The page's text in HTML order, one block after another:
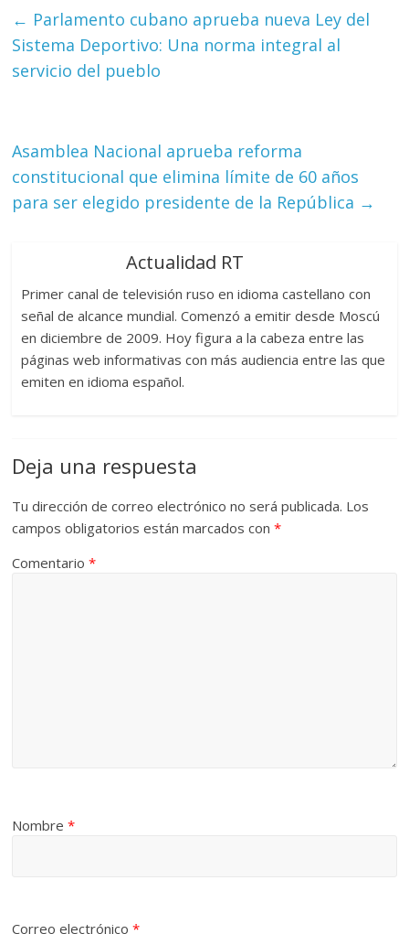
← Parlamento cubano aprueba nueva Ley del
Sistema Deportivo: Una norma integral al
servicio del pueblo
Asamblea Nacional aprueba reforma
constitucional que elimina límite de 60 años
para ser elegido presidente de la República →
Actualidad RT
Primer canal de televisión ruso en idioma castellano con
señal de alcance mundial. Comenzó a emitir desde Moscú
en diciembre de 2009. Hoy figura a la cabeza entre las
páginas web informativas con más audiencia entre las que
emiten en idioma español.
Deja una respuesta
Tu dirección de correo electrónico no será publicada. Los
campos obligatorios están marcados con*
Comentario*
Nombre*
Correo electrónico*